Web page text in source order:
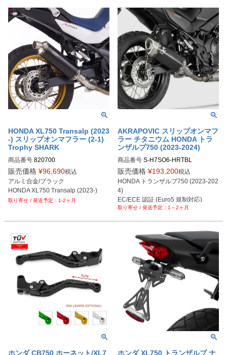
HONDA XL750 Transalp (2023
-) スリップオンマフラー (2-1)
Trophy SHARK
商品番号 820700
販売価格 ¥96,690税込
アルミ合金/ブラック
HONDA XL750 Transalp (2023-)
1-2ヶ月
AKRAPOVIC スリップオンマフ
ラー チタニウム HONDA トラ
ンザルプ750 (2023-2024)
商品番号 S-H7SO6-HRTBL
販売価格 ¥193,200税込
HONDA トランザルプ750 (2023-202
4)
EC/ECE 認証 (Euro5 規制対応)
1～2ヶ月
ホンダ CB750 ホーネット/XL7
ホンダ XL750 トランザルプ ナ